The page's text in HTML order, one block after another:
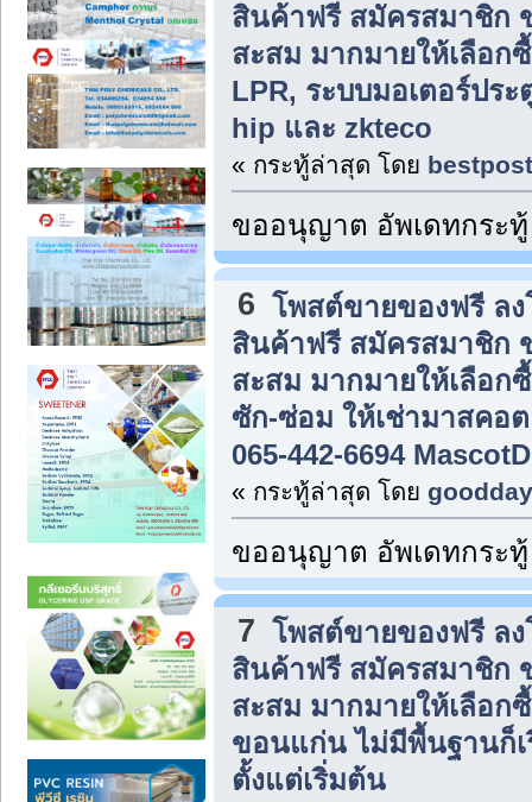
สินค้าฟรี สมัครสมาชิก
สะสม มากมายให้เลือก
LPR, ระบบมอเตอร์ปร
hip และ zkteco
« กระทู้ล่าสุด โดย
ขออนุญาต อัพเดทกระทู้
6 โพสต์ขายของฟรี ล
สินค้าฟรี สมัครสมาชิก
สะสม มากมายให้เลือก
ซัก-ซ่อม ให้เช่ามาสคอต
065-442-6694
« กระทู้ล่าสุด โดย
ขออนุญาต อัพเดทกระทู้
7 โพสต์ขายของฟรี ล
สินค้าฟรี สมัครสมาชิก
สะสม มากมายให้เลือก
ขอนแก่น ไม่มีพื้นฐานก็
ตั้งแต่เริ่มต้น